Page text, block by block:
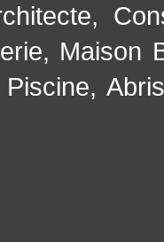
,
, Maison
Piscine,